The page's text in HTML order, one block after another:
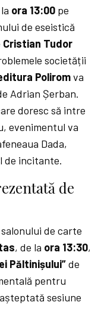
ora 13:00 pe
de eseistică
Cristian Tudor
societății
Poliromva
Adrian Șerban.
doresc să intre
evenimentul va
Dada,
de incitante.
de
de carte
, de la ora 13:30,
Păltinișului”de
pentru
sesiune